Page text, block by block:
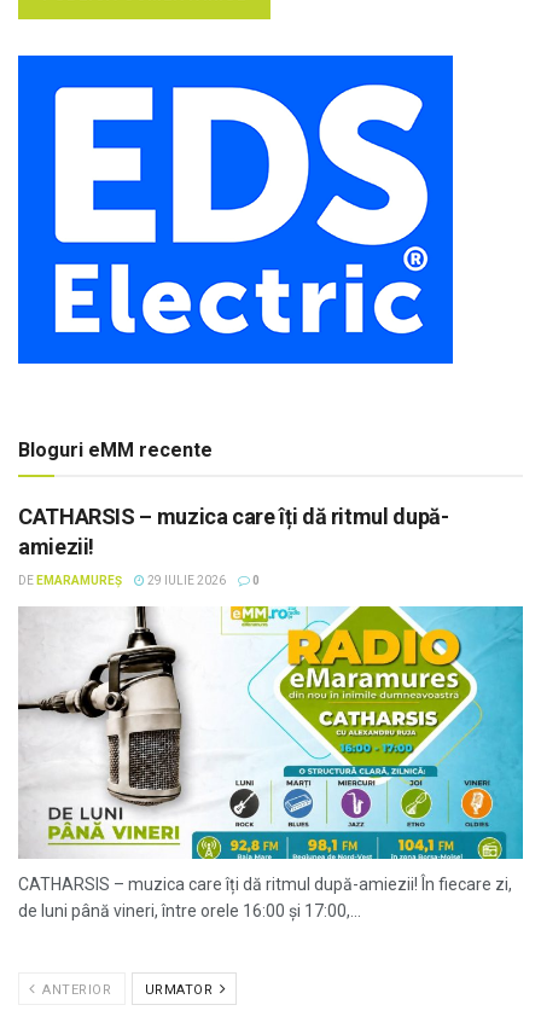
Bloguri eMM recente
CATHARSIS – muzica care îți dă ritmul după-
amiezii!
DE EMARAMUREȘ 29 IULIE 2026 0
CATHARSIS – muzica care îți dă ritmul după-amiezii! În fiecare zi,
de luni până vineri, între orele 16:00 și 17:00,...
ANTERIOR URMATOR